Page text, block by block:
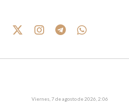
Viernes, 7 de agosto de 2026, 2:06